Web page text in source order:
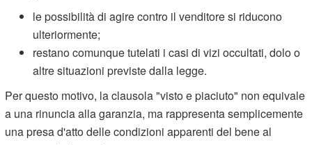
le possibilità di agire contro il venditore si riducono
ulteriormente;
restano comunque tutelati i casi di vizi occultati, dolo o
altre situazioni previste dalla legge.
Per questo motivo, la clausola "visto e piaciuto" non equivale
a una rinuncia alla garanzia, ma rappresenta semplicemente
una presa d'atto delle condizioni apparenti del bene al